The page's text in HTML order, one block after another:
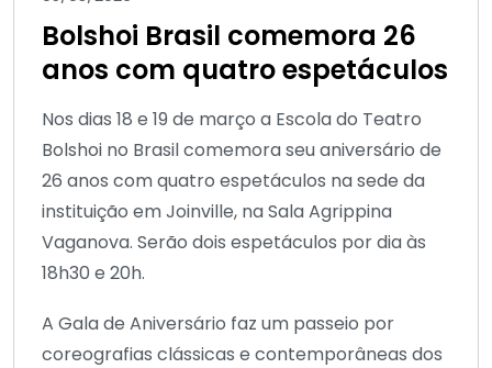
Bolshoi Brasil comemora 26
anos com quatro espetáculos
Nos dias 18 e 19 de março a Escola do Teatro
Bolshoi no Brasil comemora seu aniversário de
26 anos com quatro espetáculos na sede da
instituição em Joinville, na Sala Agrippina
Vaganova. Serão dois espetáculos por dia às
18h30 e 20h.
A Gala de Aniversário faz um passeio por
coreografias clássicas e contemporâneas dos